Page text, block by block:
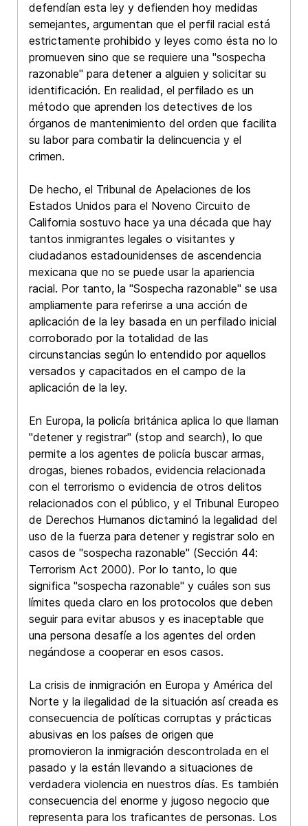
defendían esta ley y defienden hoy medidas
semejantes, argumentan que el perfil racial está
estrictamente prohibido y leyes como ésta no lo
promueven sino que se requiere una "sospecha
razonable" para detener a alguien y solicitar su
identificación. En realidad, el perfilado es un
método que aprenden los detectives de los
órganos de mantenimiento del orden que facilita
su labor para combatir la delincuencia y el
crimen.
De hecho, el Tribunal de Apelaciones de los
Estados Unidos para el Noveno Circuito de
California sostuvo hace ya una década que hay
tantos inmigrantes legales o visitantes y
ciudadanos estadounidenses de ascendencia
mexicana que no se puede usar la apariencia
racial. Por tanto, la "Sospecha razonable" se usa
ampliamente para referirse a una acción de
aplicación de la ley basada en un perfilado inicial
corroborado por la totalidad de las
circunstancias según lo entendido por aquellos
versados ​​y capacitados en el campo de la
aplicación de la ley.
En Europa, la policía británica aplica lo que llaman
"detener y registrar" (stop and search), lo que
permite a los agentes de policía buscar armas,
drogas, bienes robados, evidencia relacionada
con el terrorismo o evidencia de otros delitos
relacionados con el público, y el Tribunal Europeo
de Derechos Humanos dictaminó la legalidad del
uso de la fuerza para detener y registrar solo en
casos de "sospecha razonable" (Sección 44:
Terrorism Act 2000). Por lo tanto, lo que
significa "sospecha razonable" y cuáles son sus
límites queda claro en los protocolos que deben
seguir para evitar abusos y es inaceptable que
una persona desafíe a los agentes del orden
negándose a cooperar en esos casos.
La crisis de inmigración en Europa y América del
Norte y la ilegalidad de la situación así creada es
consecuencia de políticas corruptas y prácticas
abusivas en los países de origen que
promovieron la inmigración descontrolada en el
pasado y la están llevando a situaciones de
verdadera violencia en nuestros días. Es también
consecuencia del enorme y jugoso negocio que
representa para los traficantes de personas. Los